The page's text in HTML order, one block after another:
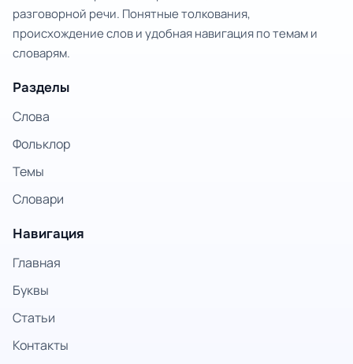
разговорной речи. Понятные толкования,
происхождение слов и удобная навигация по темам и
словарям.
Разделы
Слова
Фольклор
Темы
Словари
Навигация
Главная
Буквы
Статьи
Контакты